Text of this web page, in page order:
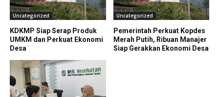
Uncategorized
KDKMP Siap Serap Produk
UMKM dan Perkuat Ekonomi
Desa
Uncategorized
Pemerintah Perkuat Kopdes
Merah Putih, Ribuan Manajer
Siap Gerakkan Ekonomi Desa